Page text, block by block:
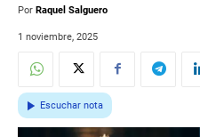
Por Raquel Salguero
1 noviembre, 2025
Escuchar nota